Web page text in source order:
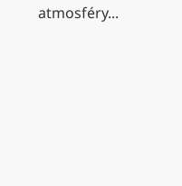
atmosféry...